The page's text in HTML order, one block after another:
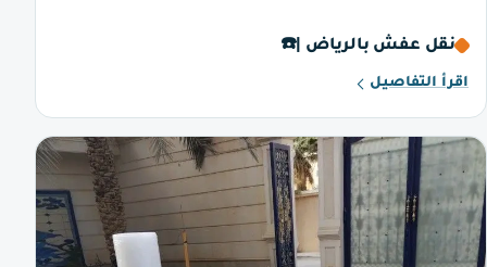
نقل عفش بالرياض |☎️
اقرأ التفاصيل